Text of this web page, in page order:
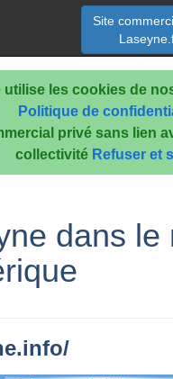
utilise les cookies de
Politique de
privé sans lien
collectivité Refuser et
Site
dans le